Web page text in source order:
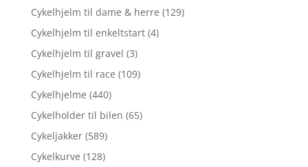
Cykelhjelm til dame & herre (129)
Cykelhjelm til enkeltstart (4)
Cykelhjelm til gravel (3)
Cykelhjelm til race (109)
Cykelhjelme (440)
Cykelholder til bilen (65)
Cykeljakker (589)
Cykelkurve (128)